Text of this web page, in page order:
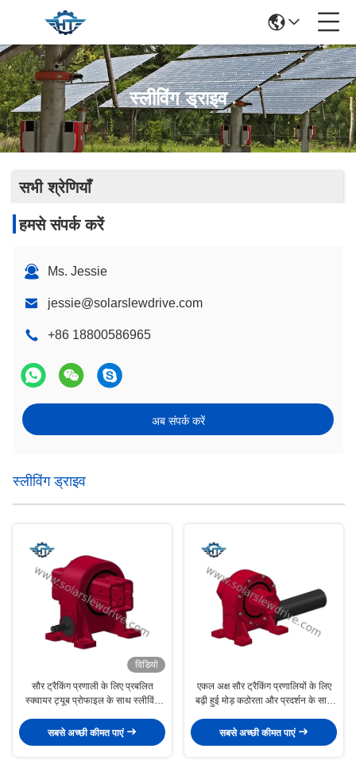
स्लीविंग ड्राइव
सभी श्रेणियाँ
हमसे संपर्क करें
Ms. Jessie
jessie@solarslewdrive.com
+86 18800586965
अब संपर्क करें
स्लीविंग ड्राइव
विडियो
सौर ट्रैकिंग प्रणाली के लिए प्रबलित
स्क्वायर ट्यूब प्रोफाइल के साथ स्लीविंग
सबसे अच्छी कीमत पाएं
एकल अक्ष सौर ट्रैकिंग प्रणालियों के लिए
बढ़ी हुई मोड़ कठोरता और प्रदर्शन के साथ
सबसे अच्छी कीमत पाएं